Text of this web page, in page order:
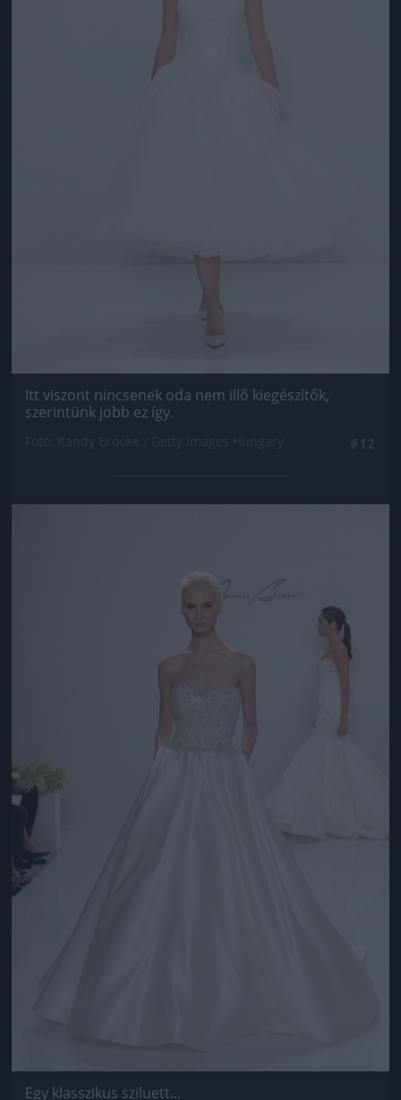
Itt viszont nincsenek oda nem illő kiegészítők,
szerintünk jobb ez így.
Egy klasszikus sziluett...